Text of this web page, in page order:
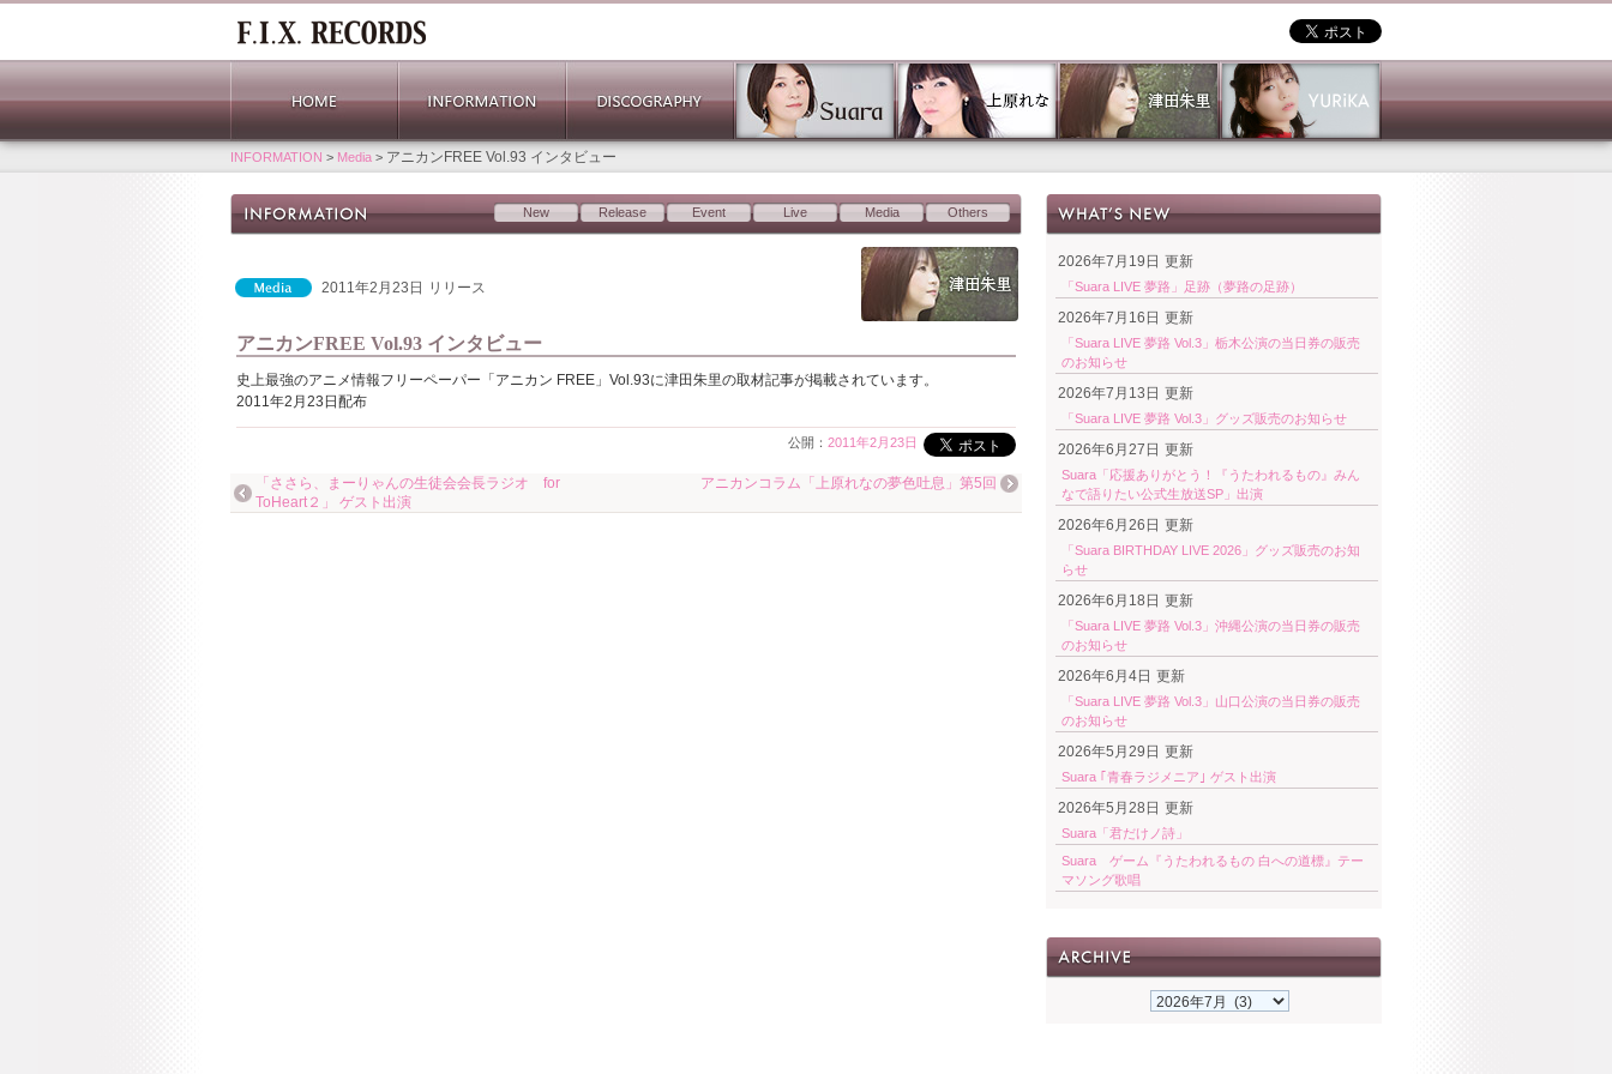
INFORMATION > Media > アニカンFREE Vol.93 インタビュー
New Release Event Live Media Others
2011年2月23日 リリース
アニカンFREE Vol.93 インタビュー
史上最強のアニメ情報フリーペーパー「アニカン FREE」Vol.93に津田朱里の取材記事が掲載されています。
2011年2月23日配布
公開： 2011年2月23日
「ささら、まーりゃんの生徒会会長ラジオ for
ToHeart２」 ゲスト出演
アニカンコラム「上原れなの夢色吐息」第5回
2026年7月19日 更新
「Suara LIVE 夢路」足跡（夢路の足跡）
2026年7月16日 更新
「Suara LIVE 夢路 Vol.3」栃木公演の当日券の販売
のお知らせ
2026年7月13日 更新
「Suara LIVE 夢路 Vol.3」グッズ販売のお知らせ
2026年6月27日 更新
Suara「応援ありがとう！『うたわれるもの』みん
なで語りたい公式生放送SP」出演
2026年6月26日 更新
「Suara BIRTHDAY LIVE 2026」グッズ販売のお知
らせ
2026年6月18日 更新
「Suara LIVE 夢路 Vol.3」沖縄公演の当日券の販売
のお知らせ
2026年6月4日 更新
「Suara LIVE 夢路 Vol.3」山口公演の当日券の販売
のお知らせ
2026年5月29日 更新
Suara ｢青春ラジメニア｣ ゲスト出演
2026年5月28日 更新
Suara「君だけノ詩」
Suara ゲーム『うたわれるもの 白への道標』テー
マソング歌唱